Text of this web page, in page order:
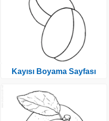
Kayısı Boyama Sayfası